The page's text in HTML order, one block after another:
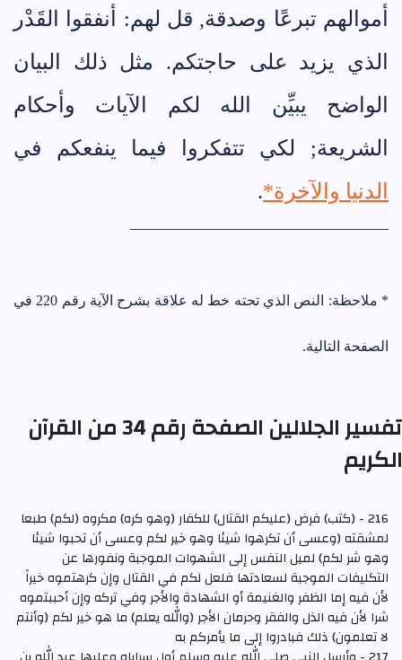
أموالهم تبرعًا وصدقة, قل لهم: أنفقوا القَدْر
الذي يزيد على حاجتكم. مثل ذلك البيان
الواضح يبيِّن الله لكم الآيات وأحكام
الشريعة; لكي تتفكروا فيما ينفعكم في
الدنيا والآخرة*.
* ملاحظة: النص الذي تحته خط له علاقة بشرح الآية رقم 220 في
الصفحة التالية.
تفسير الجلالين الصفحة رقم 34 من القرآن
الكريم
216 - (كتب) فرض (عليكم القتال) للكفار (وهو كره) مكروه (لكم) طبعا
لمشقته (وعسى أن تكرهوا شيئا وهو خير لكم وعسى أن تحبوا شيئا
وهو شر لكم) لميل النفس إلى الشهوات الموجبة ونفورها عن
التكليفات الموجبة لسعادتها فلعل لكم في القتال وإن كرهتموه خيراً
لأن فيه إما الظفر والغنيمة أو الشهادة والأجر وفي تركه وإن أحببتموه
شرا لأن فيه الذل والفقر وحرمان الأجر (والله يعلم) ما هو خير لكم (وأنتم
لا تعلمون) ذلك فبادروا إلى ما يأمركم به